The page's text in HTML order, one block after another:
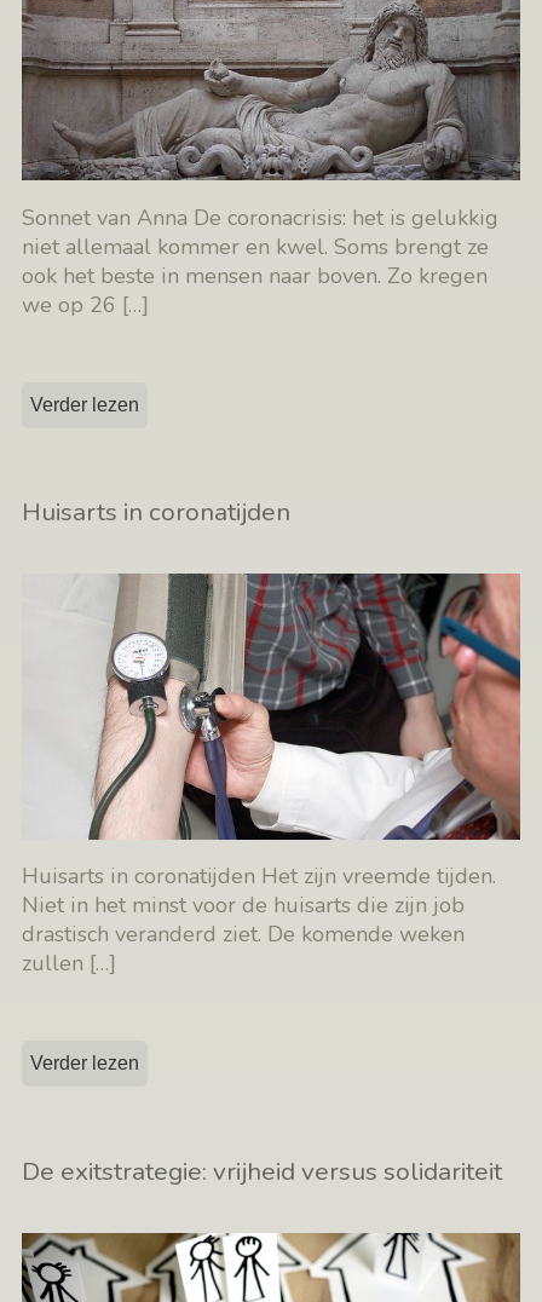
Sonnet van Anna De coronacrisis: het is gelukkig
niet allemaal kommer en kwel. Soms brengt ze
ook het beste in mensen naar boven. Zo kregen
we op 26 […]
Verder lezen
Huisarts in coronatijden
Huisarts in coronatijden Het zijn vreemde tijden.
Niet in het minst voor de huisarts die zijn job
drastisch veranderd ziet. De komende weken
zullen […]
Verder lezen
De exitstrategie: vrijheid versus solidariteit